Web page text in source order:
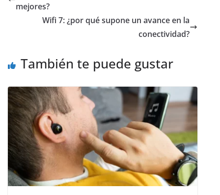
mejores?
Wifi 7: ¿por qué supone un avance en la
conectividad?
También te puede gustar